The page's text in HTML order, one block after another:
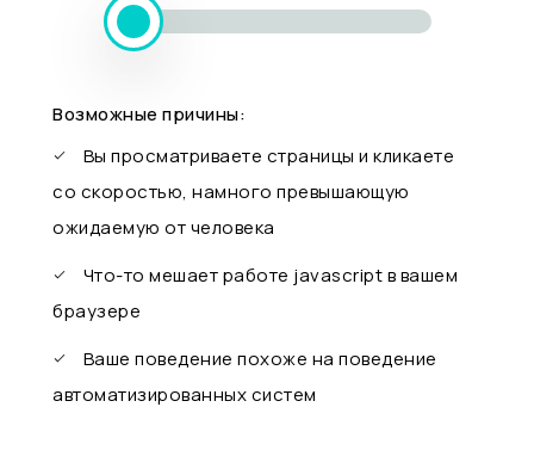
Возможные причины:
Вы просматриваете страницы и кликаете
со скоростью, намного превышающую
ожидаемую от человека
Что-то мешает работе javascript в вашем
браузере
Ваше поведение похоже на поведение
автоматизированных систем